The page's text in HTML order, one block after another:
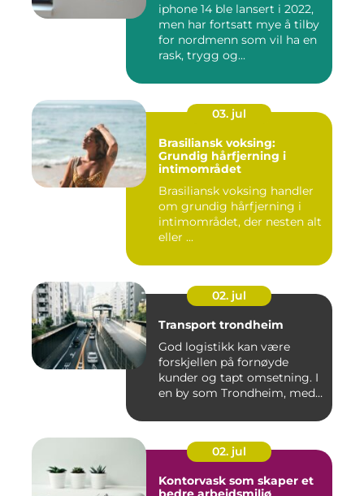
iphone 14 ble lansert i 2022,
men har fortsatt mye å tilby
for nordmenn som vil ha en
rask, trygg og...
03. jul
Brasiliansk voksing:
Grundig hårfjerning i
intimområdet
Brasiliansk voksing handler
om grundig hårfjerning i
intimområdet, der nesten alt
eller ...
02. jul
Transport trondheim
God logistikk kan være
forskjellen på fornøyde
kunder og tapt omsetning. I
en by som Trondheim, med
02. jul
Kontorvask som skaper et